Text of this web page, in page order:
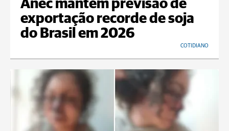
Anec mantém previsão de
exportação recorde de soja
do Brasil em 2026
COTIDIANO